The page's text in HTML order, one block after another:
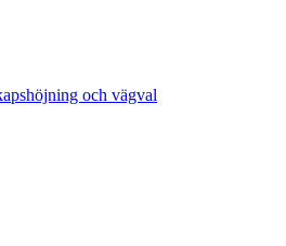
och vägval